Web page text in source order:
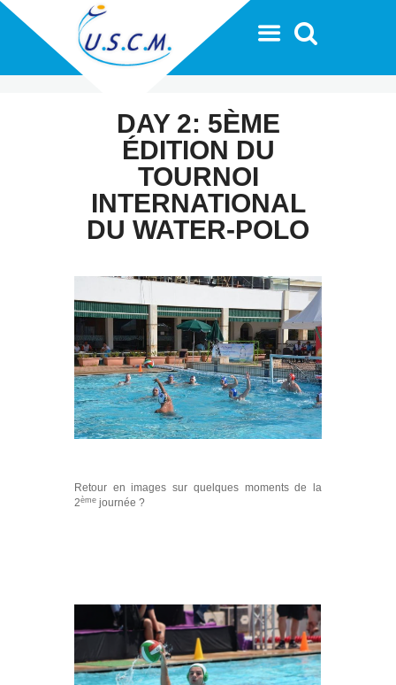
DAY 2: 5ÈME
ÉDITION DU
TOURNOI
INTERNATIONAL
DU WATER-POLO
Retour en images sur quelques moments de la
2ème journée ?